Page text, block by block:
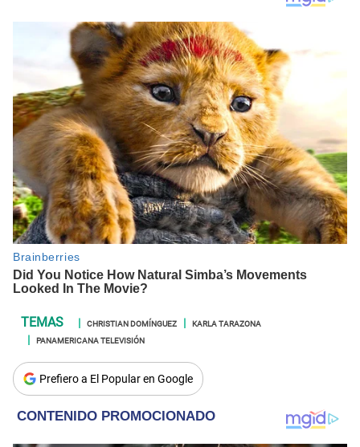
CHRISTIAN DOMÍNGUEZ
KARLA TARAZONA
PANAMERICANA TELEVISIÓN
Prefiero a El Popular en Google